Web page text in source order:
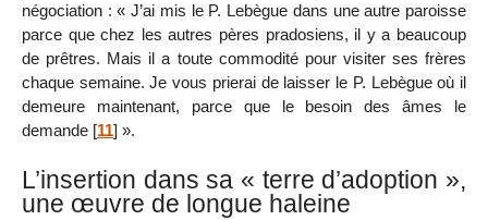
négociation : « J’ai mis le P. Lebègue dans une autre paroisse
parce que chez les autres pères pradosiens, il y a beaucoup
de prêtres. Mais il a toute commodité pour visiter ses frères
chaque semaine. Je vous prierai de laisser le P. Lebègue où il
demeure maintenant, parce que le besoin des âmes le
demande [11] ».
L’insertion dans sa « terre d’adoption »,
une œuvre de longue haleine